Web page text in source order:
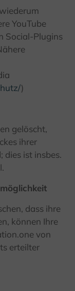
YouTube
Social-Plugins
)
gelöscht,
ihrer
dies ist insbes.
dass ihre
können Ihre
von
erteilter